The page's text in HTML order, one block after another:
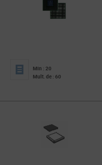
Min : 20
Mult. de : 60